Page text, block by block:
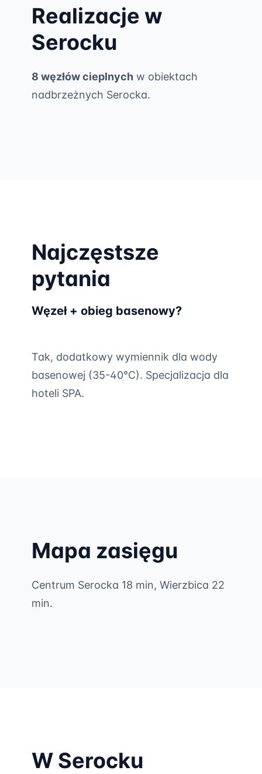
Realizacje w
Serocku
8 węzłów cieplnych w obiektach
nadbrzeżnych Serocka.
Najczęstsze
pytania
Węzeł + obieg basenowy?
Tak, dodatkowy wymiennik dla wody
basenowej (35-40°C). Specjalizacja dla
hoteli SPA.
Mapa zasięgu
Centrum Serocka 18 min, Wierzbica 22
min.
W Serocku